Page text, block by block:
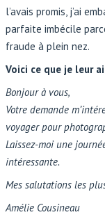
l’avais promis, j’ai
parfaite imbécile
fraude à plein nez.
Voici ce que je leur
Bonjour à vous,
Votre demande
voyager pour
Laissez-moi une
intéressante.
Mes salutations les
Amélie Cousineau